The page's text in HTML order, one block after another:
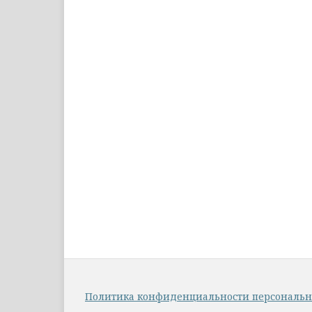
Политика конфиденциальности